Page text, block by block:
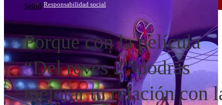
Responsabilidad social
Salud
Porque con la película
“Del revés 2” podrás
mejorar tu relación con